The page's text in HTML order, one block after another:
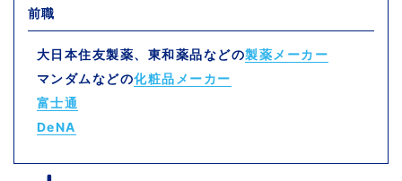
前職
大日本住友製薬、東和薬品などの製薬メーカー
マンダムなどの化粧品メーカー
富士通
DeNA